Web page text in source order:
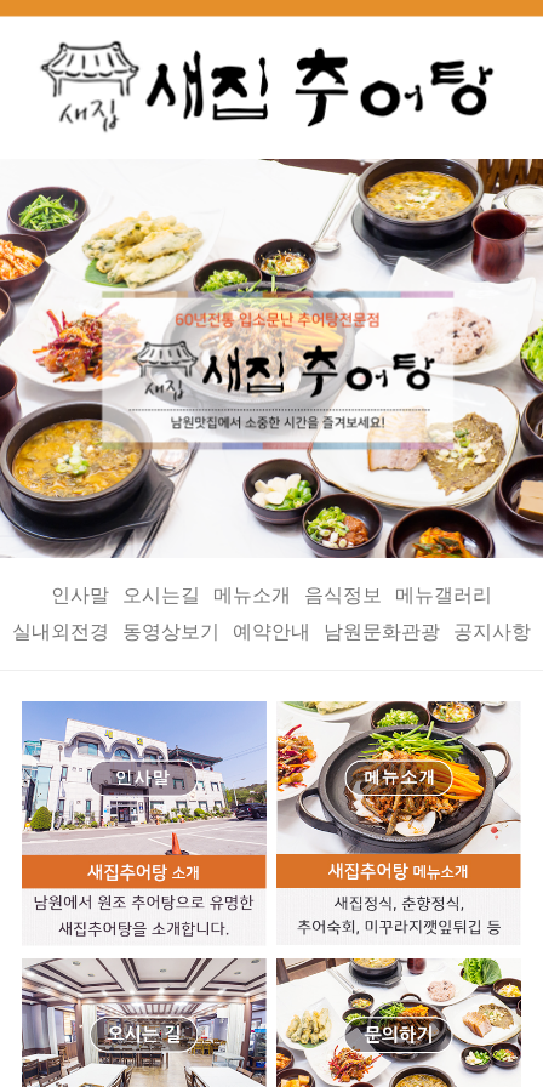
인사말 오시는길 메뉴소개 음식정보
메뉴갤러리
실내외전경
동영상보기 예약안내 남원문화관광 공지사항